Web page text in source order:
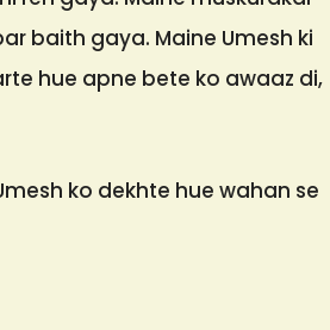
baith gaya. Maine Umesh ki
hue apne bete ko awaaz di,
ko dekhte hue wahan se